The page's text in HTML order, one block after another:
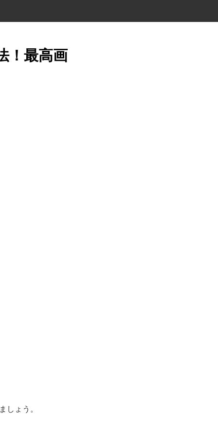
！最高画
しょう。